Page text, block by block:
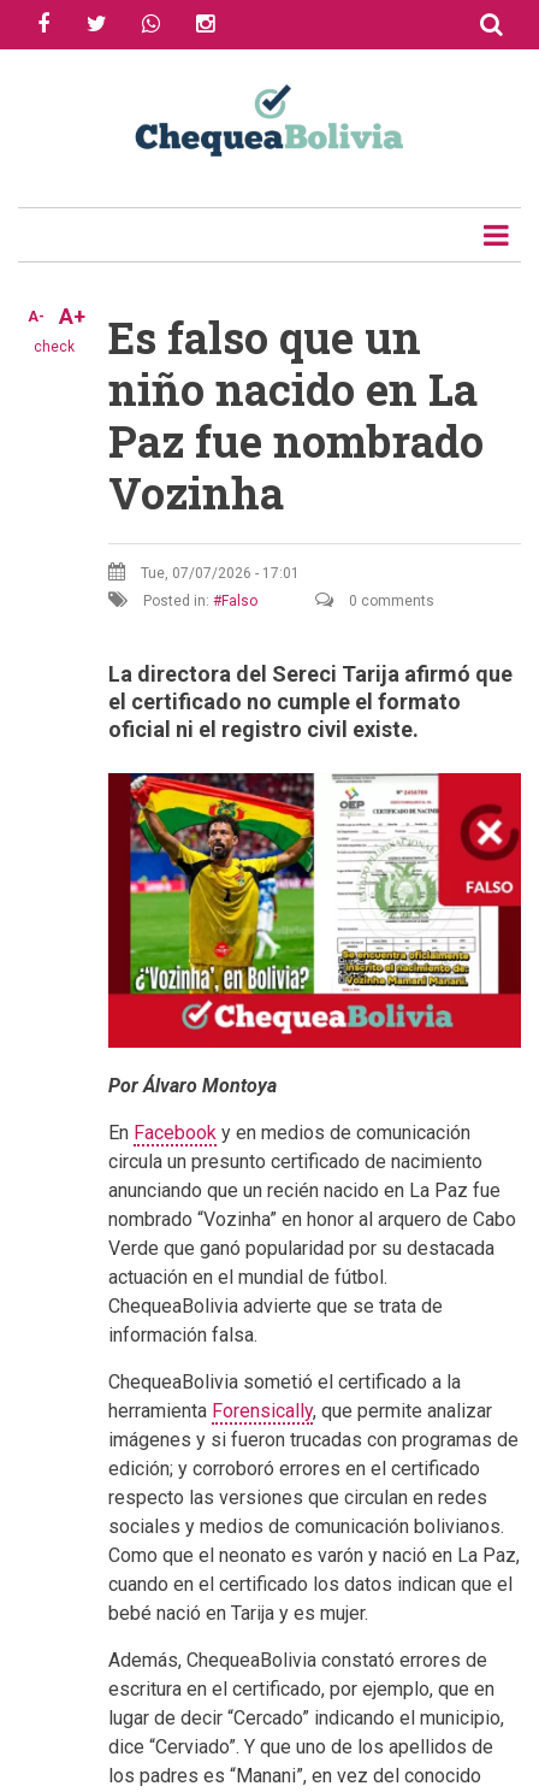
facebooktwitter whatsapp
check
A- A+
Es falso que un
niño nacido en La
Paz fue nombrado
Vozinha
Tue, 07/07/2026 - 17:01
Posted in:
Falso 0 comments
La d irectora del Sereci Tarija afirmó que
el certificado no cumple el formato
oficial ni el registro civil existe.
Por Álvaro Montoya
En Facebook y en medios de comunicación
circula un presunto certificado de nacimiento
anunciando que un recién nacido en La Paz fue
nombrado “Vozinha” en honor al arquero de Cabo
Verde que ganó popularidad por su destacada
actuación en el mundial de fútbol.
ChequeaBolivia advierte que se trata de
información falsa.
ChequeaBolivia sometió el certificado a la
herramienta Forensically, que permite analizar
imágenes y si fueron trucadas con programas de
edición; y corroboró errores en el certificado
respecto las versiones que circulan en redes
sociales y medios de comunicación bolivianos.
Como que el neonato es varón y nació en La Paz,
cuando en el certificado los datos indican que el
bebé nació en Tarija y es mujer.
Además, ChequeaBolivia constató errores de
escritura en el certificado, por ejemplo, que en
lugar de decir “Cercado” indicando el municipio,
dice “Cerviado”. Y que uno de los apellidos de
los padres es “Manani”, en vez del conocido